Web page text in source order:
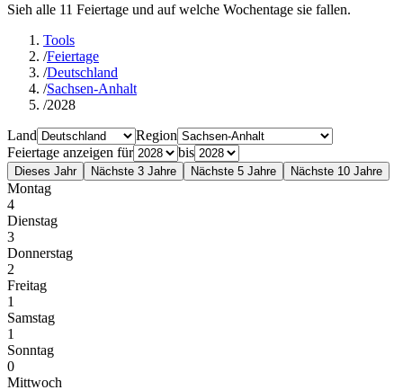
Sieh alle 11 Feiertage und auf welche Wochentage sie fallen.
Tools
/Feiertage
/Deutschland
/Sachsen-Anhalt
/2028
Land
Region
Feiertage anzeigen für
bis
Dieses Jahr Nächste 3 Jahre Nächste 5 Jahre Nächste 10 Jahre
Montag
4
Dienstag
3
Donnerstag
2
Freitag
1
Samstag
1
Sonntag
0
Mittwoch